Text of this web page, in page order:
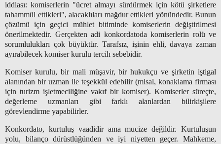
iddiası: komiserlerin "ücret almayı sürdürmek için kötü şirketlere
tahammül ettikleri", alacaklıları mağdur ettikleri yönündedir. Bunun
çözümü için geçici mühlet bitiminde komiserlerin değiştirilmesi
önerilmektedir. Gerçekten adi konkordatodakomiserlerin rolü ve
sorumlulukları çok büyüktür. Tarafsız, işinin ehli, davaya zaman
ayırabilecek komiser kurulu tercih sebebidir.
Komiser kurulu, bir mali müşavir, bir hukukçu ve şirketin iştigal
alanından bir uzman ile teşekkül edebilir (misal, konaklama firması
için turizm işletmeciliğine vakıf bir komiser). Komiserler süreçte,
değerleme uzmanları gibi farklı alanlardan bilirkişilere
görevlendirme yapabilirler.
Konkordato, kurtuluş vaadidir ama mucize değildir. Kurtuluşun
yolu, bilanço dürüstlüğünden ve iyi niyetten geçer. Mahkeme,